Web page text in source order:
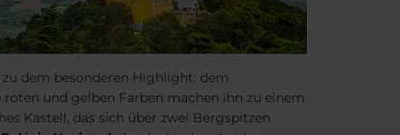
dem besonderen Highlight: dem
und gelben Farben machen ihn zu einem
Kastell, das sich über zwei Bergspitzen